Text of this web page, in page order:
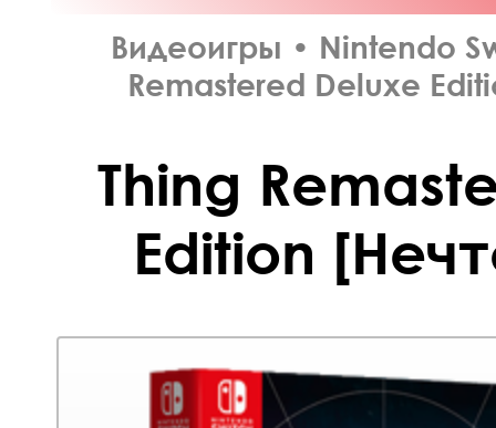
Видеоигры • Nintendo
Remastered Deluxe
Thing
Edition